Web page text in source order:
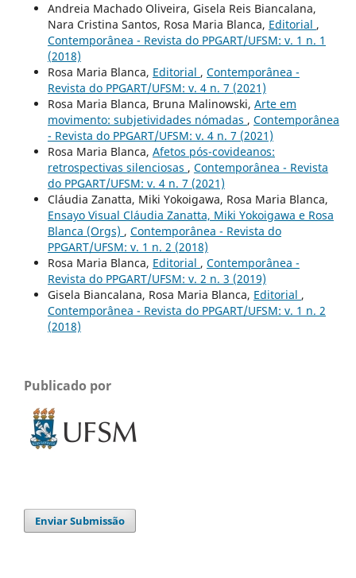
Andreia Machado Oliveira, Gisela Reis Biancalana,
Nara Cristina Santos, Rosa Maria Blanca, Editorial ,
Contemporânea - Revista do PPGART/UFSM: v. 1 n. 1
(2018)
Rosa Maria Blanca, Editorial , Contemporânea -
Revista do PPGART/UFSM: v. 4 n. 7 (2021)
Rosa Maria Blanca, Bruna Malinowski, Arte em
movimento: subjetividades nómadas , Contemporânea
- Revista do PPGART/UFSM: v. 4 n. 7 (2021)
Rosa Maria Blanca, Afetos pós-covideanos:
retrospectivas silenciosas , Contemporânea - Revista
do PPGART/UFSM: v. 4 n. 7 (2021)
Cláudia Zanatta, Miki Yokoigawa, Rosa Maria Blanca,
Ensayo Visual Cláudia Zanatta, Miki Yokoigawa e Rosa
Blanca (Orgs) , Contemporânea - Revista do
PPGART/UFSM: v. 1 n. 2 (2018)
Rosa Maria Blanca, Editorial , Contemporânea -
Revista do PPGART/UFSM: v. 2 n. 3 (2019)
Gisela Biancalana, Rosa Maria Blanca, Editorial ,
Contemporânea - Revista do PPGART/UFSM: v. 1 n. 2
(2018)
Publicado por
Enviar Submissão